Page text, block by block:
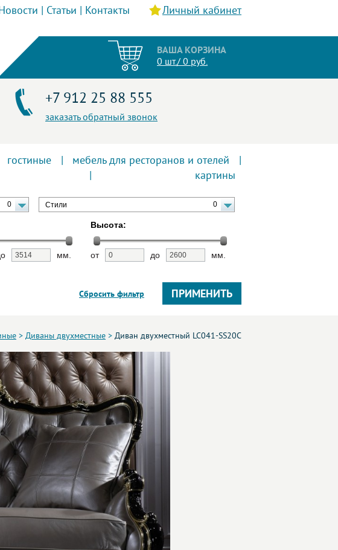
Статьи Контакты Личный кабинет
ВАША КОРЗИНА
0 шт./ 0 руб.
+7 912 25 88 555
заказать обратный звонок
гостиные мебель для ресторанов и отелей
картины
0 Стили 0
мм.
Высота:
от до мм.
ПРИМЕНИТЬ
Сбросить фильтр
> Диваны двухместные > Диван двухместный LC041-SS20C